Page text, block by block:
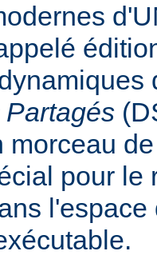
morceau
pour le